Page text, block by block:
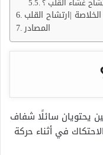
غشاء القلب ؟
الخلاصة |ارتشاح القلب
المصادر
يحتويان سائلًا شفاف
تقليل الاحتكاك في أثناء حركة